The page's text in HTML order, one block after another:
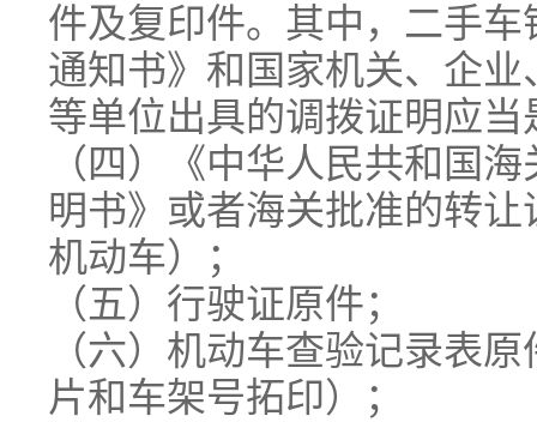
件及复印件。其中，二手
通知书》和国家机关、企
等单位出具的调拨证明应当
（四）《中华人民共和国
明书》或者海关批准的转
机动车）；
（五）行驶证原件；
（六）机动车查验记录表
片和车架号拓印）；